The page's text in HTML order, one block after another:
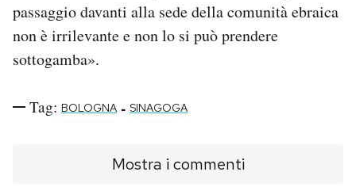
passaggio davanti alla sede della comunità ebraica
non è irrilevante e non lo si può prendere
sottogamba».
Tag: BOLOGNA - SINAGOGA
Mostra i commenti